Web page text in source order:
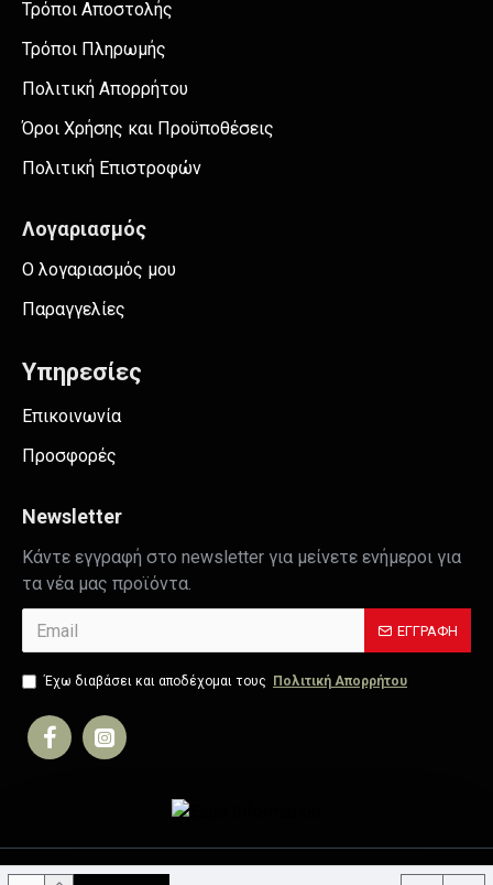
Τρόποι Αποστολής
Τρόποι Πληρωμής
Πολιτική Απορρήτου
Όροι Χρήσης και Προϋποθέσεις
Πολιτική Επιστροφών
Λογαριασμός
Ο λογαριασμός μου
Παραγγελίες
Υπηρεσίες
Επικοινωνία
Προσφορές
Newsletter
Κάντε εγγραφή στο newsletter για μείνετε ενήμεροι για
τα νέα μας προϊόντα.
ΕΓΓΡΑΦΉ
Έχω διαβάσει και αποδέχομαι τους Πολιτική Απορρήτου